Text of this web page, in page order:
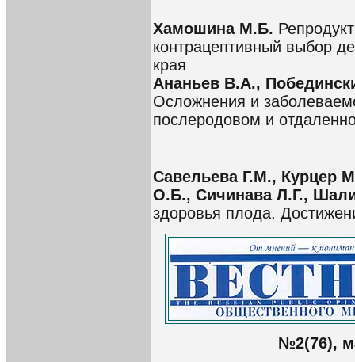
Хамошина М.Б.
контрацептивный выбор
края
Ананьев В.А.,
Осложнения и
послеродовом и
Савельева Г.М., Курцер
О.Б., Сичинава Л.Г.,
здоровья плода.
№2(76),